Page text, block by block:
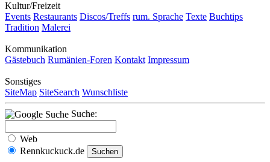
Kultur/Freizeit
Events Restaurants Discos/Treffs rum. Sprache Texte Buchtips
Tradition Malerei
Kommunikation
Gästebuch Rumänien-Foren Kontakt Impressum
Sonstiges
SiteMap SiteSearch Wunschliste
Suche:
Web
Rennkuckuck.de